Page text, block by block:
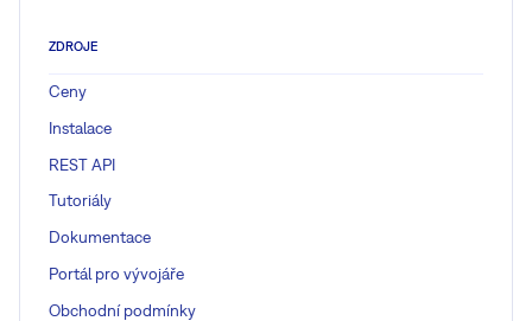
ZDROJE
Ceny
Instalace
REST API
Tutoriály
Dokumentace
Portál pro vývojáře
Obchodní podmínky